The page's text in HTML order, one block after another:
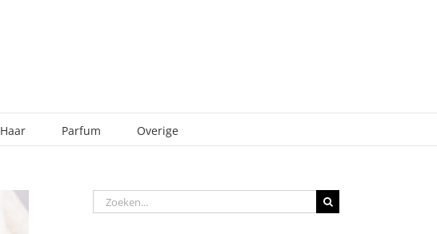
Haar Parfum Overige
Zoeken
naar: